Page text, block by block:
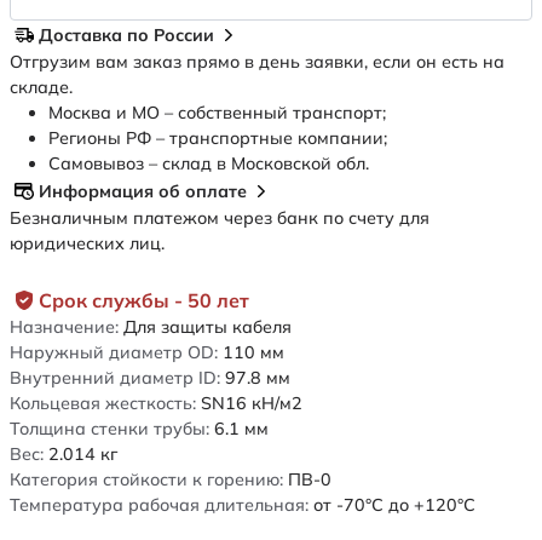
Срок службы - 50 лет
Назначение: Для защиты кабеля
Наружный диаметр OD: 110 мм
Внутренний диаметр ID: 97.8 мм
Кольцевая жесткость: SN16 кН/м2
Толщина стенки трубы: 6.1 мм
Вес: 2.014 кг
Категория стойкости к горению: ПВ-0
Температура рабочая длительная: от -70°C до +120°C
Доставка по России
Отгрузим вам заказ прямо в день заявки, если он есть на
складе.
Москва и МО – собственный транспорт;
Регионы РФ – транспортные компании;
Самовывоз – склад в Московской обл.
Информация об оплате
Безналичным платежом через банк по счету для
юридических лиц.